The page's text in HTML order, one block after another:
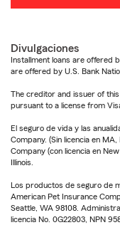
Divulgaciones
Installment loans are offered
are offered by U.S. Bank
The creditor and issuer of
pursuant to a license from
El seguro de vida y las
Company. (Sin licencia en
Company (con licencia en
Illinois.
Los productos de seguro de
American Pet Insurance
Seattle, WA 98108.
licencia No. 0G22803, NPN